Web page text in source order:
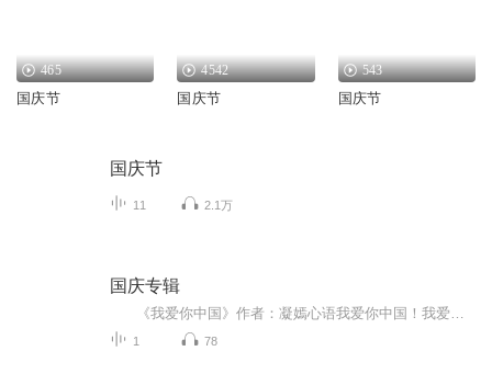
465
国庆节
4542
国庆节
543
国庆节
国庆节
11 2.1万
国庆专辑
1 78